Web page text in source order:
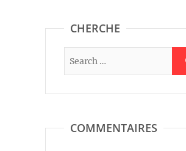
CHERCHE
COMMENTAIRES